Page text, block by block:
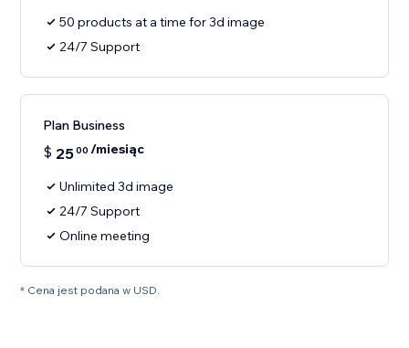
50 products at a time for 3d image
24/7 Support
Plan Business
$ 2500 /miesiąc
Unlimited 3d image
24/7 Support
Online meeting
* Cena jest podana w USD.